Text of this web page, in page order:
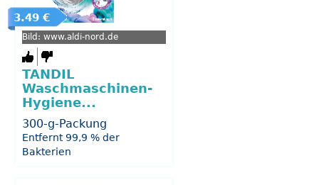
3.49 €
Bild: www.aldi-nord.de
TANDIL
Waschmaschinen-
Hygiene...
300-g-Packung
Entfernt 99,9 % der
Bakterien